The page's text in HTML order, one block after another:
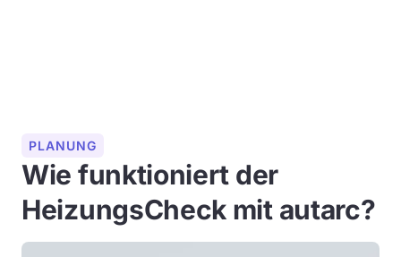
PLANUNG
Wie funktioniert der
HeizungsCheck mit autarc?